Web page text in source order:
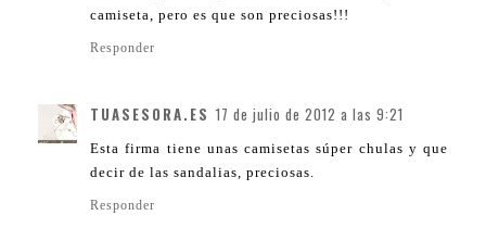
camiseta, pero es que son preciosas!!!
Responder
TUASESORA.ES 17 de julio de 2012 a las 9:21
Esta firma tiene unas camisetas súper chulas y que
decir de las sandalias, preciosas.
Responder